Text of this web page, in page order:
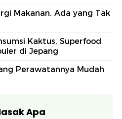
Makanan, Ada yang Tak
Kaktus, Superfood
di Jepang
Perawatannya Mudah
Apa